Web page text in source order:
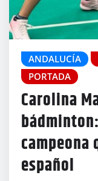
ANDALUCÍA
PORTADA
Carolina
campeona
español